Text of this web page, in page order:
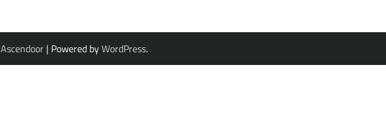
Ascendoor| Powered byWordPress.